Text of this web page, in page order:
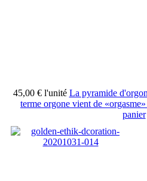
45,00 € l'unité La pyramide
terme orgone vient de
panier